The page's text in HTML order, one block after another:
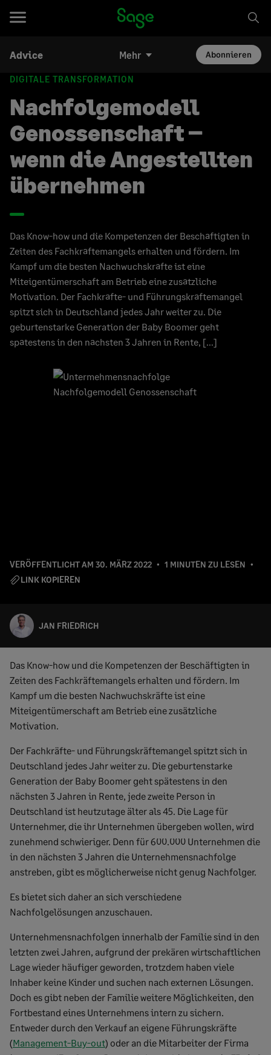
Advice Mehr Abonnieren
DIGITALE TRANSFORMATION
Nachfolgemodell
Genossenschaft –
wenn die Angestellten
übernehmen
Das Know-how und die Kompetenzen der Beschäftigten in
Zeiten des Fachkräftemangels erhalten und fördern. Im
Kampf um die besten Nachwuchskräfte ist eine
Miteigentümerschaft am Betrieb eine zusätzliche
Motivation. Der Fachkräfte- und Führungskräftemangel
spitzt sich in Deutschland jedes Jahr weiter zu. Die
geburtenstarke Generation der Baby Boomer geht
spätestens in den nächsten 3 Jahren in Rente, […]
VERÖFFENTLICHT AM 30. MÄRZ 2022
1 MINUTEN ZU LESEN
LINK KOPIEREN
JAN FRIEDRICH
Das Know-how und die Kompetenzen der Beschäftigten in
Zeiten des Fachkräftemangels erhalten und fördern. Im
Kampf um die besten Nachwuchskräfte ist eine
Miteigentümerschaft am Betrieb eine zusätzliche
Motivation.
Der Fachkräfte- und Führungskräftemangel spitzt sich in
Deutschland jedes Jahr weiter zu. Die geburtenstarke
Generation der Baby Boomer geht spätestens in den
nächsten 3 Jahren in Rente, jede zweite Person in
Deutschland ist heutzutage älter als 45. Die Lage für
Unternehmer, die ihr Unternehmen übergeben wollen, wird
zunehmend schwieriger. Denn für 600.000 Unternehmen die
in den nächsten 3 Jahren die Unternehmensnachfolge
anstreben, gibt es möglicherweise nicht genug Nachfolger.
Es bietet sich daher an sich verschiedene
Nachfolgelösungen anzuschauen.
Unternehmensnachfolgen innerhalb der Familie sind in den
letzten zwei Jahren, aufgrund der prekären wirtschaftlichen
Lage wieder häufiger geworden, trotzdem haben viele
Inhaber keine Kinder und suchen nach externen Lösungen.
Doch es gibt neben der Familie weitere Möglichkeiten, den
Fortbestand eines Unternehmens intern zu sichern.
Entweder durch den Verkauf an eigene Führungskräfte
(Management-Buy-out) oder an die Mitarbeiter der Firma